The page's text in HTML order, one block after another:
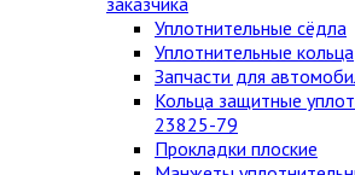
Уплотнительные сёдла
Уплотнительные кольца
Запчасти для
Кольца защитные
23825-79
Прокладки плоские